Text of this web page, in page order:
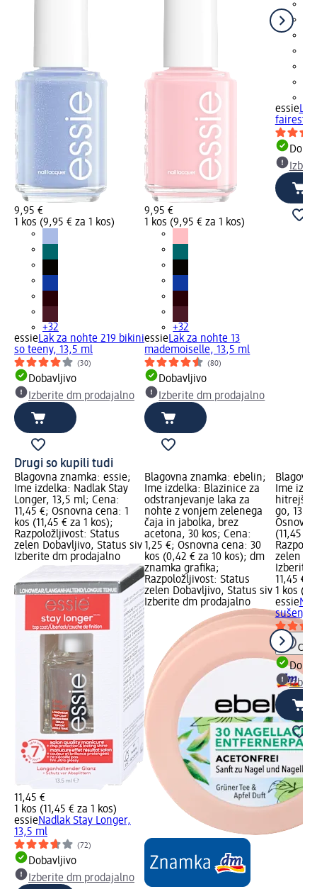
9,95 €
1 kos (9,95 € za 1 kos)
+32
essieLak za nohte 219 bikini
so teeny, 13,5 ml
(30)
Dobavljivo
Izberite dm prodajalno
9,95 €
1 kos (9,95 € za 1 kos)
+32
essieLak za nohte 13
mademoiselle, 13,5 ml
(80)
Dobavljivo
Izberite dm prodajalno
essie
fairest,
Drugi so kupili tudi
Blagovna znamka: essie;
Ime izdelka: Nadlak Stay
Longer, 13,5 ml; Cena:
11,45 €; Osnovna cena: 1
kos (11,45 € za 1 kos);
Razpoložljivost: Status
zelen Dobavljivo, Status siv
Izberite dm prodajalno
11,45 €
1 kos (11,45 € za 1 kos)
essieNadlak Stay Longer,
13,5 ml
(72)
Dobavljivo
Izberite dm prodajalno
Blagovna znamka: ebelin;
Ime izdelka: Blazinice za
odstranjevanje laka za
nohte z vonjem zelenega
čaja in jabolka, brez
acetona, 30 kos; Cena:
1,25 €; Osnovna cena: 30
kos (0,42 € za 10 kos); dm
znamka grafika;
Razpoložljivost: Status
zelen Dobavljivo, Status siv
Izberite dm prodajalno
Ime
hitrejše
go, 13,5
(11,45 €
zelen
Izberite
11,45 €
1 kos
essie
sušenje